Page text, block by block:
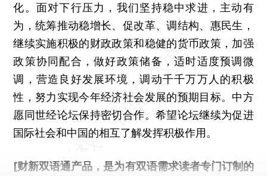
化。面对下行压力，我们坚持稳中求进，主动有
为，统筹推动稳增长、促改革、调结构、惠民生，
继续实施积极的财政政策和稳健的货币政策，加强
政策协同配合，做好政策储备，适时适度预调微
调，营造良好发展环境，调动千千万万人的积极
性，努力实现今年经济社会发展的预期目标。中方
愿同世经论坛保持密切合作。希望论坛继续为促进
国际社会和中国的相互了解发挥积极作用。
[财新双语通产品，是为有双语需求读者专门订制的